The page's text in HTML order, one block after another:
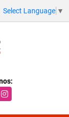
Select Language ▼
Instagram